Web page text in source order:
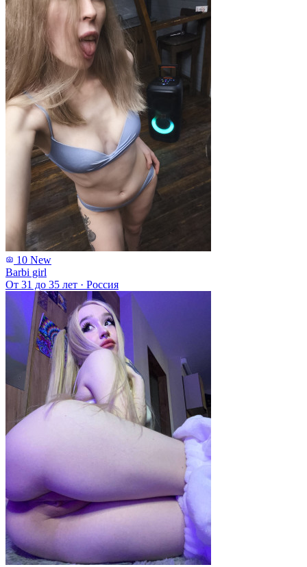
10 New
Barbi girl
От 31 до 35 лет · Россия